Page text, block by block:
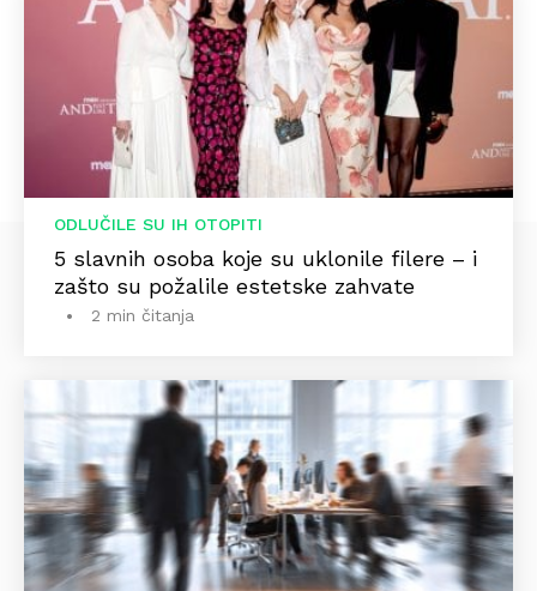
ODLUČILE SU IH OTOPITI
5 slavnih osoba koje su uklonile filere – i
zašto su požalile estetske zahvate
2 min čitanja